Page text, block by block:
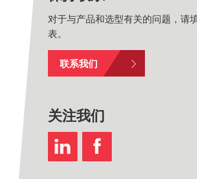
对于与产品和选型有关的问题，请
表。
联系我们
关注我们